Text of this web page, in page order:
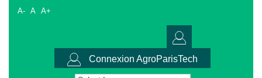
A- A A+
Connexion AgroParisTech